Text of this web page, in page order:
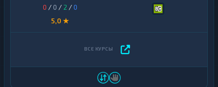
0 / 0 / 2 /0
5,0 ★